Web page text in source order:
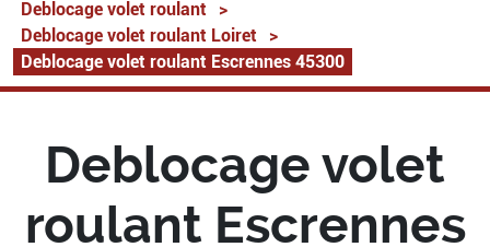
Deblocage volet roulant
>
Deblocage volet roulant Loiret
>
Deblocage volet roulant Escrennes 45300
Deblocage volet
roulant Escrennes